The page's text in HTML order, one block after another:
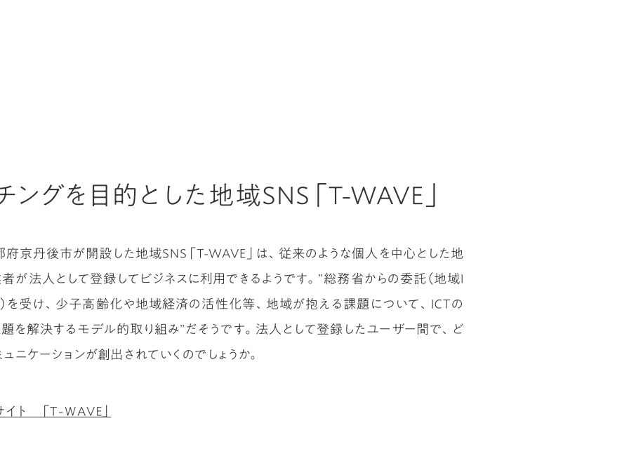
ングを目的とした地域SNS「T-WAVE」
府京丹後市が開設した地域SNS「T-WAVE」は、従来のような個人を中心とした地
が法人として登録してビジネスに利用できるようです。”総務省からの委託（地域Ｉ
を受け、少子高齢化や地域経済の活性化等、地域が抱える課題について、ＩＣＴの
を解決するモデル的取り組み”だそうです。法人として登録したユーザー間で、ど
ニケーションが創出されていくのでしょうか。
「Ｔ-ＷＡＶＥ」